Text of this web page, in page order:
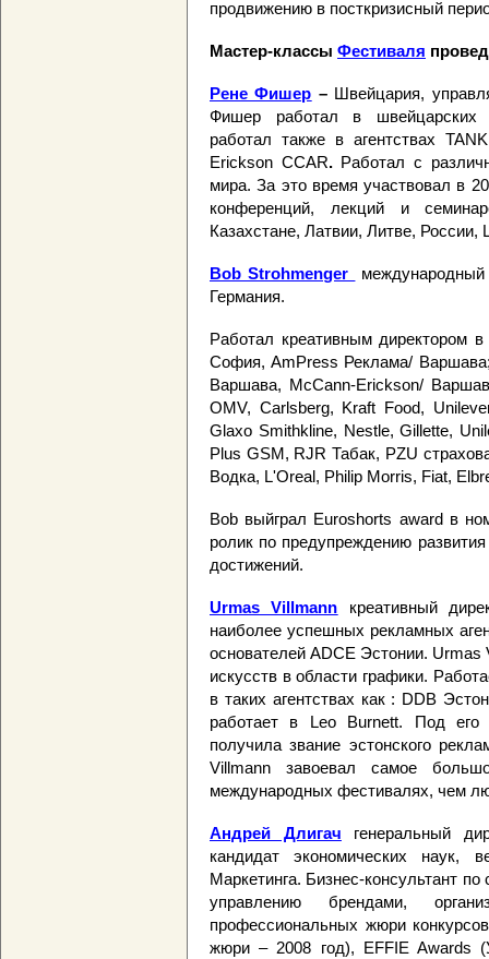
продвижению в посткризисный
Мастер-классы Фестиваля
Рене Фишер – Швейцария,
Фишер работал в швейцарских
работал также в агентствах
Erickson CCAR. Работал c
мира. За это время участвовал в
конференций, лекций и
Казахстане, Латвии, Литве,
Bob Strohmenger
международный
Германия.
Работал креативным директором
София, AmPress Реклама/
Варшава, McCann-Erickson/
OMV, Carlsberg, Kraft Food,
Glaxo Smithkline, Nestle, Gillette,
Plus GSM, RJR Табак, PZU
Водка, L'Oreal, Philip Morris, Fiat,
Bob выйграл Euroshorts award в
ролик по предупреждению
достижений.
Urmas Villmann креативный
наиболее успешных рекламных
основателей ADCE Эстонии. Urmas
искусств в области графики.
в таких агентствах как : DDB
работает в Leo Burnett. Под его
получила звание эстонского
Villmann завоевал самое
международных фестивалях, чем
Андрей Длигач
генеральный
кандидат экономических наук,
Маркетинга. Бизнес-консультант по
управлению брендами,
профессиональных жюри
жюри – 2008 год), EFFIE Awards